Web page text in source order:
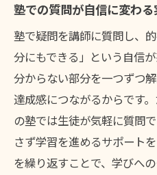
塾での質問が自信に変わ
塾で疑問を講師に質問し、
分にもできる」という自信
分からない部分を一つずつ
達成感につながるからです
の塾では生徒が気軽に質問
さず学習を進めるサポート
を繰り返すことで、学びへ